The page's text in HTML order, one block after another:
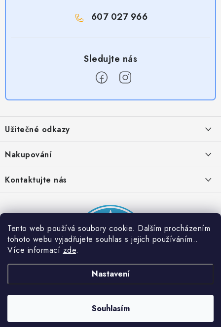
Tento web používá soubory cookie. Dalším procházením
tohoto webu vyjadřujete souhlas s jejich používáním..
Více informací zde.
Nastavení
Souhlasím
607 027 966
p
a
Užitečné odkazy
Obchodní podmínky
Provizní systém
Partner stránek: Super plecháček
Nakupování
Časté otázky
Podmínky akce 2 + 1 zdarma
Kontaktujte nás
Dobrý triko. Všechna práva vyhrazena.